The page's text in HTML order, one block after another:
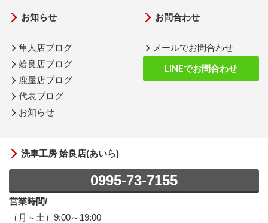
お知らせ
隼人店ブログ
姶良店ブログ
鹿屋店ブログ
代表ブログ
お知らせ
お問合わせ
メールでお問合わせ
LINEでお問合わせ
洗車工房 姶良店(あいら)
0995-73-7155
営業時間/
（月～土）9:00～19:00